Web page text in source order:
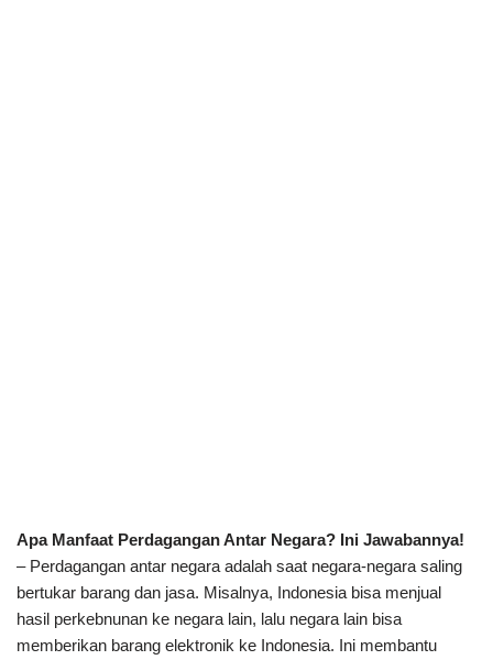
Apa Manfaat Perdagangan Antar Negara? Ini Jawabannya!
– Perdagangan antar negara adalah saat negara-negara saling
bertukar barang dan jasa. Misalnya, Indonesia bisa menjual
hasil perkebnunan ke negara lain, lalu negara lain bisa
memberikan barang elektronik ke Indonesia. Ini membantu